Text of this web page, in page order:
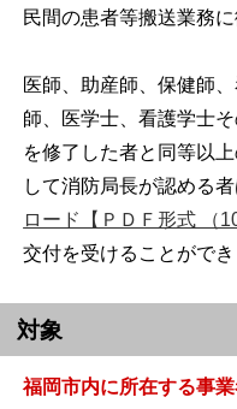
民間の患者等搬送業務
医師、助産師、保健師
師、医学士、看護学士
を修了した者と同等以
して消防局長が認める
ロード【ＰＤＦ形式 （
交付を受けることができ
対象
福岡市内に所在する事